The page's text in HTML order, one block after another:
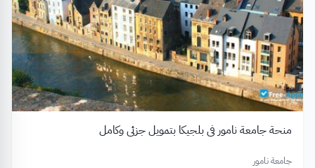
منحة جامعة نامور في بلجيكا بتمويل جزئي وكامل
جامعة نامور